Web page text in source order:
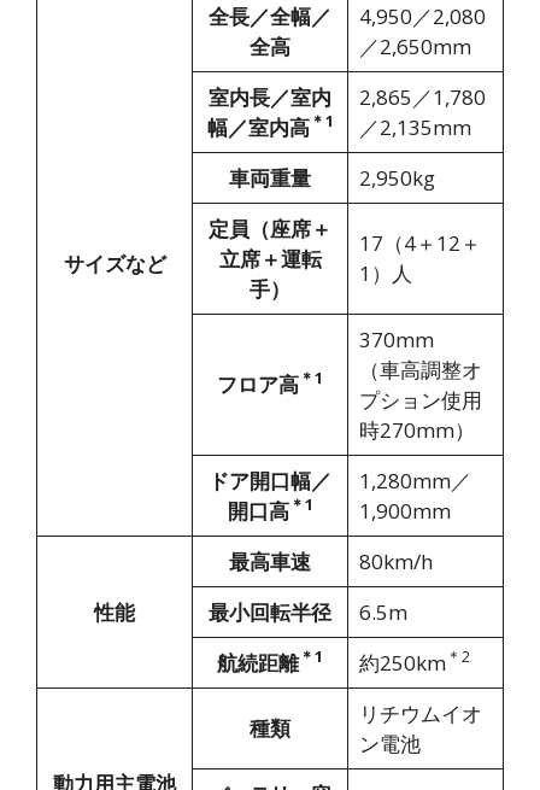
サイズなど
全長／全幅／
全高
4,950／2,080
／2,650mm
室内長／室内
幅／室内高＊1
2,865／1,780
／2,135mm
車両重量
2,950kg
定員（座席＋
立席＋運転
手）
17（4＋12＋
1）人
フロア高 ＊1
370mm
（車高調整オ
プション使用
時270mm）
ドア開口幅／
開口高＊1
1,280mm／
1,900mm
性能
最高車速
80km/h
最小回転半径
6.5m
航続距離＊1 約250km ＊2
動力用主電池
種類
リチウムイオ
ン電池